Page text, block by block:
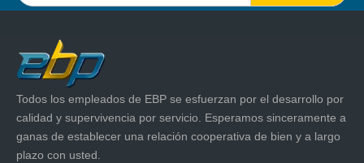
Todos los empleados de EBP se esfuerzan por el desarrollo por
calidad y supervivencia por servicio. Esperamos sinceramente a
ganas de establecer una relación cooperativa de bien y a largo
plazo con usted.